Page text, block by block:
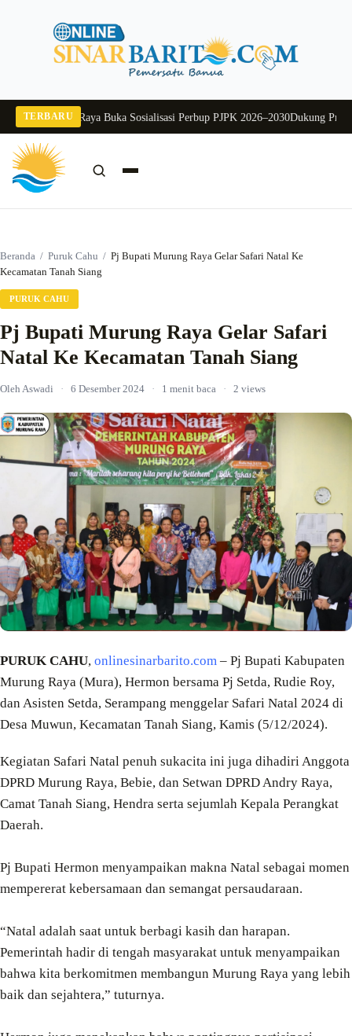
TERBARU
Murung Raya Buka Sosialisasi Perbup PJPK 2026–2030Dukung Program
Beranda / Puruk Cahu / Pj Bupati Murung Raya Gelar Safari Natal Ke
Kecamatan Tanah Siang
PURUK CAHU
Pj Bupati Murung Raya Gelar Safari
Natal Ke Kecamatan Tanah Siang
Oleh Aswadi · 6 Desember 2024 · 1 menit baca · 2 views
PURUK CAHU, onlinesinarbarito.com – Pj Bupati Kabupaten
Murung Raya (Mura), Hermon bersama Pj Setda, Rudie Roy,
dan Asisten Setda, Serampang menggelar Safari Natal 2024 di
Desa Muwun, Kecamatan Tanah Siang, Kamis (5/12/2024).
Kegiatan Safari Natal penuh sukacita ini juga dihadiri Anggota
DPRD Murung Raya, Bebie, dan Setwan DPRD Andry Raya,
Camat Tanah Siang, Hendra serta sejumlah Kepala Perangkat
Daerah.
Pj Bupati Hermon menyampaikan makna Natal sebagai momen
mempererat kebersamaan dan semangat persaudaraan.
“Natal adalah saat untuk berbagi kasih dan harapan.
Pemerintah hadir di tengah masyarakat untuk menyampaikan
bahwa kita berkomitmen membangun Murung Raya yang lebih
baik dan sejahtera,” tuturnya.